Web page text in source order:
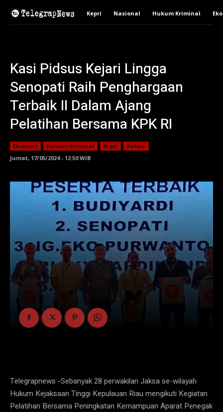
Kepri Nasional Hukum Kriminal
Kasi Pidsus Kejari Lingga
Senopati Raih Penghargaan
Terbaik II Dalam Ajang
Pelatihan Bersama KPK RI
Ekonomi Hukum Kriminal Kepri
Batam
Jumat, 17/05/2024 - 12:50 WIB
Telegrapnews -Sebanyak 28 perwakilan Jaksa se-wilayah
Hukum Kejaksaan Tinggi Kepulauan Riau mengikuti Kegiatan
Pelatihan Bersama Peningkatan Kemampuan Aparat Penegak